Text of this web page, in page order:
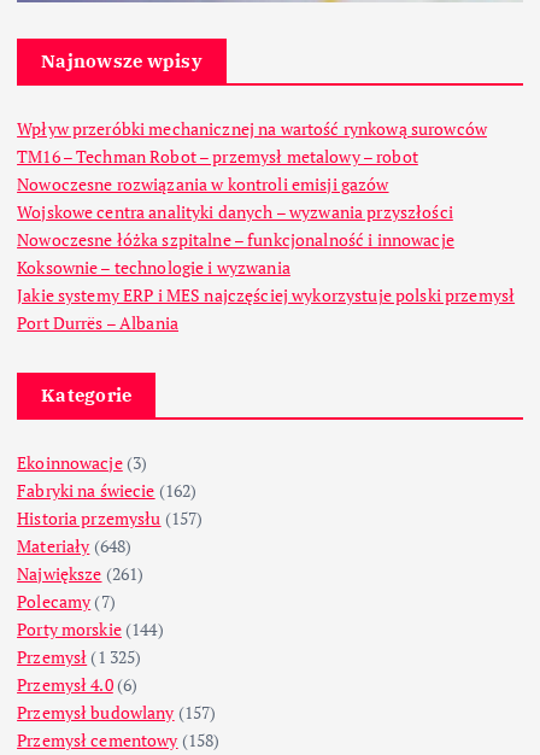
Najnowsze wpisy
Wpływ przeróbki mechanicznej na wartość rynkową surowców
TM16 – Techman Robot – przemysł metalowy – robot
Nowoczesne rozwiązania w kontroli emisji gazów
Wojskowe centra analityki danych – wyzwania przyszłości
Nowoczesne łóżka szpitalne – funkcjonalność i innowacje
Koksownie – technologie i wyzwania
Jakie systemy ERP i MES najczęściej wykorzystuje polski przemysł
Port Durrës – Albania
Kategorie
Ekoinnowacje(3)
Fabryki na świecie (162)
Historia przemysłu (157)
Materiały (648)
Największe (261)
Polecamy (7)
Porty morskie(144)
Przemysł (1 325)
Przemysł 4.0(6)
Przemysł budowlany (157)
Przemysł cementowy (158)